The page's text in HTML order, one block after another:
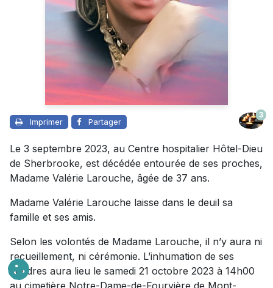
Imprimer Partager
3
Le 3 septembre 2023, au Centre hospitalier Hôtel-Dieu
de Sherbrooke, est décédée entourée de ses proches,
Madame Valérie Larouche, âgée de 37 ans.
Madame Valérie Larouche laisse dans le deuil sa
famille et ses amis.
Selon les volontés de Madame Larouche, il n’y aura ni
recueillement, ni cérémonie. L’inhumation de ses
cendres aura lieu le samedi 21 octobre 2023 à 14h00
au cimetière Notre-Dame-de-Fourvière de Mont-